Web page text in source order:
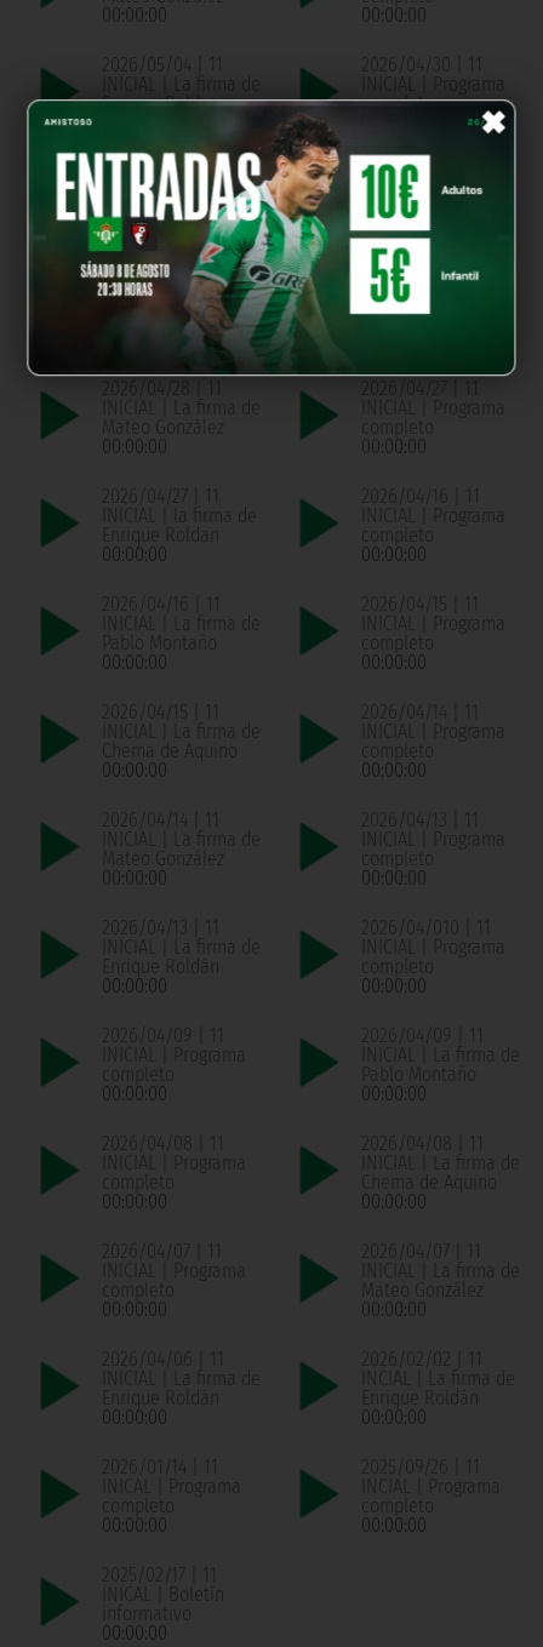
×
00:00:00
00:00:00
2026/05/04 | 11
INICIAL | La firma de
Enrique Roldan
2026/04/30 | 11
INICIAL | Programa
completo
2026/04/30 | 11
INICIAL | La firma de
Pablo Montaño
00:00:00
2026/04/29 | 11
INICIAL | Programa
completo
00:00:00
2026/04/29 | 11
INICIAL | La firma de
Chema de Aquino
2026/04/28 | 11
INICIAL | Programa
completo
2026/04/28 | 11
INICIAL | La firma de
Mateo González
00:00:00
2026/04/27 | 11
INICIAL | Programa
completo
00:00:00
2026/04/27 | 11
INICIAL | la firma de
Enrique Roldan
00:00:00
2026/04/16 | 11
INICIAL | Programa
completo
00:00:00
2026/04/16 | 11
INICIAL | La firma de
Pablo Montaño
00:00:00
2026/04/15 | 11
INICIAL | Programa
completo
00:00:00
2026/04/15 | 11
INICIAL | La firma de
Chema de Aquino
00:00:00
2026/04/14 | 11
INICIAL | Programa
completo
00:00:00
2026/04/14 | 11
INICIAL | La firma de
Mateo González
00:00:00
2026/04/13 | 11
INICIAL | Programa
completo
00:00:00
2026/04/13 | 11
INICIAL | La firma de
Enrique Roldán
00:00:00
2026/04/010 | 11
INICIAL | Programa
completo
00:00:00
2026/04/09 | 11
INICIAL | Programa
completo
00:00:00
2026/04/09 | 11
INICIAL | La firma de
Pablo Montaño
00:00:00
2026/04/08 | 11
INICIAL | Programa
completo
00:00:00
2026/04/08 | 11
INICIAL | La firma de
Chema de Aquino
00:00:00
2026/04/07 | 11
INICIAL | Programa
completo
00:00:00
2026/04/07 | 11
INICIAL | La firma de
Mateo González
00:00:00
2026/04/06 | 11
INICIAL | La firma de
Enrique Roldán
00:00:00
2026/02/02 | 11
INCIAL | La firma de
Enrique Roldán
00:00:00
2026/01/14 | 11
INICAL | Programa
completo
00:00:00
2025/09/26 | 11
INCIAL | Programa
completo
00:00:00
2025/02/17 | 11
INICAL | Boletín
informativo
00:00:00